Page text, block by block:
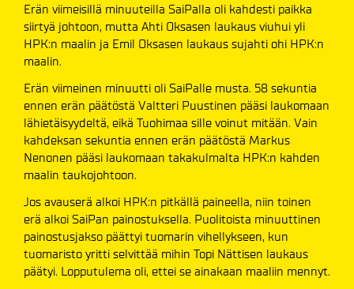
Erän viimeisillä minuuteilla SaiPalla oli kahdesti paikka
siirtyä johtoon, mutta Ahti Oksasen laukaus viuhui yli
HPK:n maalin ja Emil Oksasen laukaus sujahti ohi HPK:n
maalin.
Erän viimeinen minuutti oli SaiPalle musta. 58 sekuntia
ennen erän päätöstä Valtteri Puustinen pääsi laukomaan
lähietäisyydeltä, eikä Tuohimaa sille voinut mitään. Vain
kahdeksan sekuntia ennen erän päätöstä Markus
Nenonen pääsi laukomaan takakulmalta HPK:n kahden
maalin taukojohtoon.
Jos avauserä alkoi HPK:n pitkällä paineella, niin toinen
erä alkoi SaiPan painostuksella. Puolitoista minuuttinen
painostusjakso päättyi tuomarin vihellykseen, kun
tuomaristo yritti selvittää mihin Topi Nättisen laukaus
päätyi. Lopputulema oli, ettei se ainakaan maaliin mennyt.